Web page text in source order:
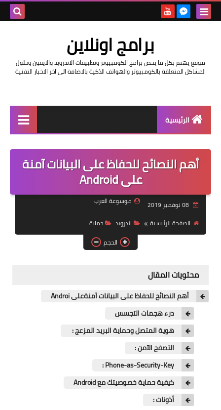
برامج اونلاين
موقع يهتم بكل ما يخص برامج الكومبيوتر وتطبيقات الاندرويد والايفون وحلول
المشاكل المتعلقة بالكومبيوتر والهواتف الذكية بالاضافة الى آخر الاخبار التقنية
الرئيسية
مراجعات
حماية
اندرويد
آيفون
ويندوز
انترنت
جوجل
بلوجر
أهم النصائح للحفاظ على البيانات آمنة
على Android
08 نوفمبر 2019
موسوعة العرب
الصفحة الرئيسية
اندرويد
حماية
الحجم
محتويات المقال
أهم النصائح للحفاظ على البيانات آمنةعلى Androi
درء هجمات التجسس
هوية المتصل وحماية البريد المزعج :
التصفح الآمن :
Phone-as-Security-Key :
كيفية حماية خصوصيتك مع Android
أذونات :